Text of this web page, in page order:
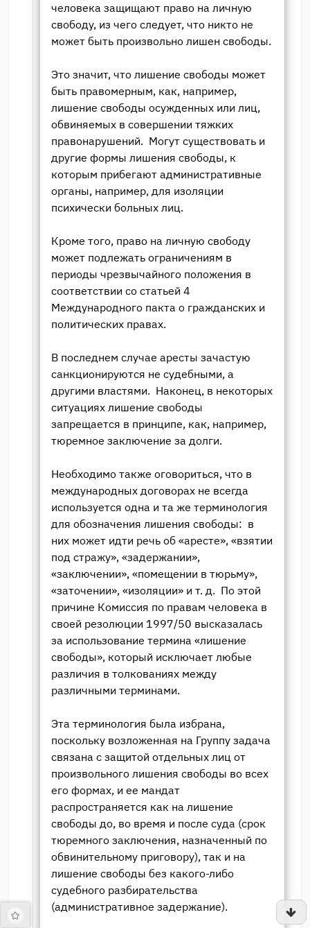
человека защищают право на личную
свободу, из чего следует, что никто не
может быть произвольно лишен свободы.
Это значит, что лишение свободы может
быть правомерным, как, например,
лишение свободы осужденных или лиц,
обвиняемых в совершении тяжких
правонарушений. Могут существовать и
другие формы лишения свободы, к
которым прибегают административные
органы, например, для изоляции
психически больных лиц.
Кроме того, право на личную свободу
может подлежать ограничениям в
периоды чрезвычайного положения в
соответствии со статьей 4
Международного пакта о гражданских и
политических правах.
В последнем случае аресты зачастую
санкционируются не судебными, а
другими властями. Наконец, в некоторых
ситуациях лишение свободы
запрещается в принципе, как, например,
тюремное заключение за долги.
Необходимо также оговориться, что в
международных договорах не всегда
используется одна и та же терминология
для обозначения лишения свободы: в
них может идти речь об «аресте», «взятии
под стражу», «задержании»,
«заключении», «помещении в тюрьму»,
«заточении», «изоляции» и т. д. По этой
причине Комиссия по правам человека в
своей резолюции 1997/50 высказалась
за использование термина «лишение
свободы», который исключает любые
различия в толкованиях между
различными терминами.
Эта терминология была избрана,
поскольку возложенная на Группу задача
связана с защитой отдельных лиц от
произвольного лишения свободы во всех
его формах, и ее мандат
распространяется как на лишение
свободы до, во время и после суда (срок
тюремного заключения, назначенный по
обвинительному приговору), так и на
лишение свободы без какого-либо
судебного разбирательства
(административное задержание).